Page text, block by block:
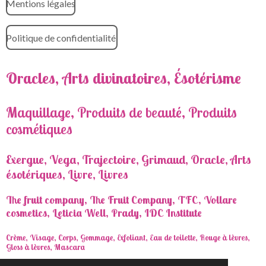
Mentions légales
Politique de confidentialité
Oracles, Arts divinatoires, Ésotérisme
Maquillage, Produits de beauté, Produits
cosmétiques
Exergue, Vega, Trajectoire, Grimaud, Oracle, Arts
ésotériques, Livre, Livres
The fruit company, The Fruit Company, TFC, Vollare
cosmetics, Leticia Well, Prady, IDC Institute
Crème, Visage, Corps, Gommage, Exfoliant, Eau de toilette, Rouge à lèvres,
Gloss à lèvres, Mascara